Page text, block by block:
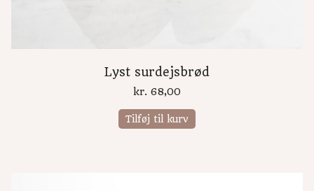
Lyst surdejsbrød
kr. 68,00
Tilføj til kurv